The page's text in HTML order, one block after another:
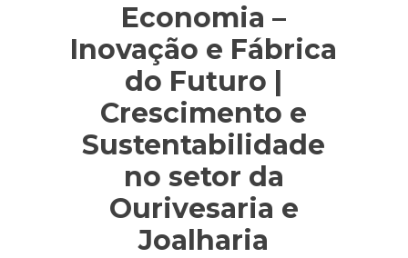
Economia –
Inovação e Fábrica
do Futuro |
Crescimento e
Sustentabilidade
no setor da
Ourivesaria e
Joalharia